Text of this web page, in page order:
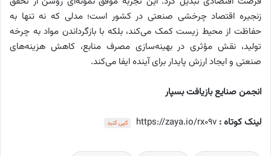
زنجیره اقتصاد چرخشی صنعتی در کشور است؛ مدلی که نه تنها به
حفاظت از محیط زیست کمک می‌کند، بلکه با بازگرداندن مواد به چرخه
تولید، نقش مؤثری در بهینه‌سازی مصرف منابع، کاهش هزینه‌های
صنعتی و ایجاد ارزش پایدار برای آینده ایفا می‌کند.
انجمن صنایع بازیافت بسپار
لینک کوتاه : https://zaya.io/rx09v کپی کنید